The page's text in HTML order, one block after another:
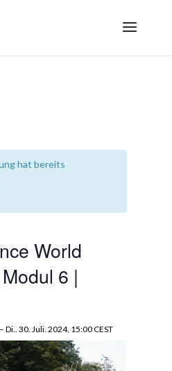
hat bereits
World
6 |
Di.. 30. Juli. 2024, 15:00CEST